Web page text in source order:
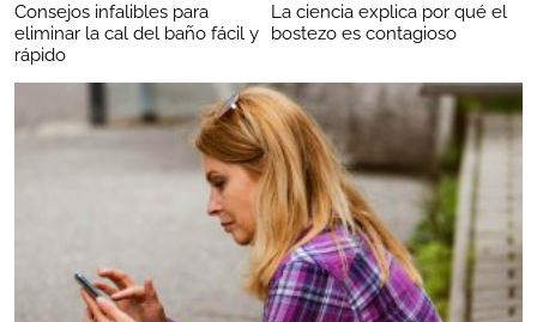
Consejos infalibles para
eliminar la cal del baño fácil y
rápido
La ciencia explica por qué el
bostezo es contagioso